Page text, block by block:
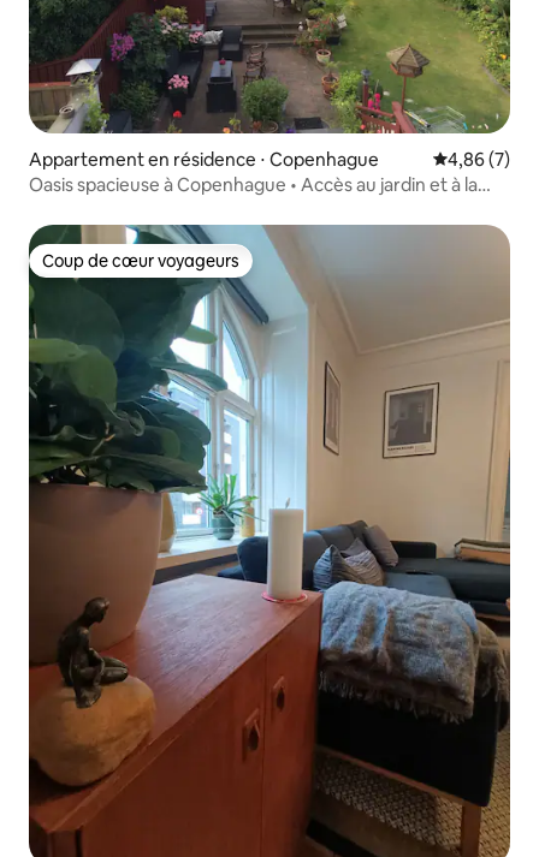
Appartement en résidence ⋅ Copenhague Évaluation
4,86 (7)
Oasis spacieuse à Copenhague • Accès au jardin et à la
Coup de cœur voyageurs
Coup de cœur voyageurs